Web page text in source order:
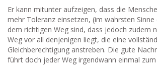
Er kann mitunter aufzeigen, dass die
mehr Toleranz einsetzen, (im wahrsten
dem richtigen Weg sind, dass jedoch zudem
Weg vor all denjenigen liegt, die eine
Gleichberechtigung anstreben. Die gute
führt doch jeder Weg irgendwann einmal